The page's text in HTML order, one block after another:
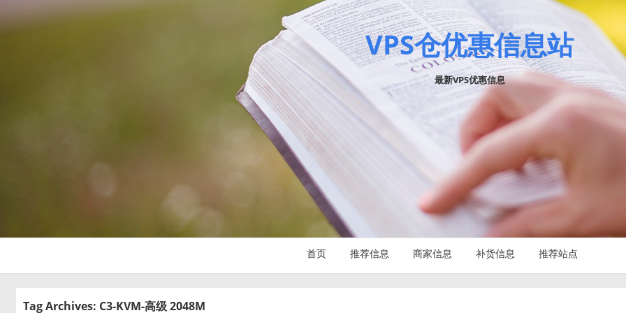
VPS仓优惠信息站
最新VPS优惠信息
首页 推荐信息 商家信息 补货信息 推荐站点
Tag Archives: C3-KVM-高级 2048M